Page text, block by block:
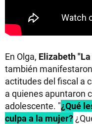
En Olga, Elizabeth
también
actitudes del fiscal a
a quienes apuntaron
adolescente. "¿Qué
culpa a la mujer?